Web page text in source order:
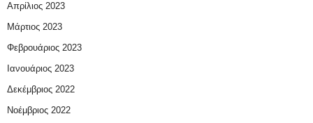
Απρίλιος 2023
Μάρτιος 2023
Φεβρουάριος 2023
Ιανουάριος 2023
Δεκέμβριος 2022
Νοέμβριος 2022